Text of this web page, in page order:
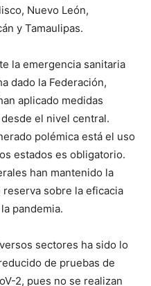
Nuevo León,
y Tamaulipas.
la emergencia sanitaria
dado la Federación,
aplicado medidas
el nivel central.
polémica está el uso
estados es obligatorio.
han mantenido la
sobre la eficacia
pandemia.
sectores ha sido lo
de pruebas de
2, pues no se realizan